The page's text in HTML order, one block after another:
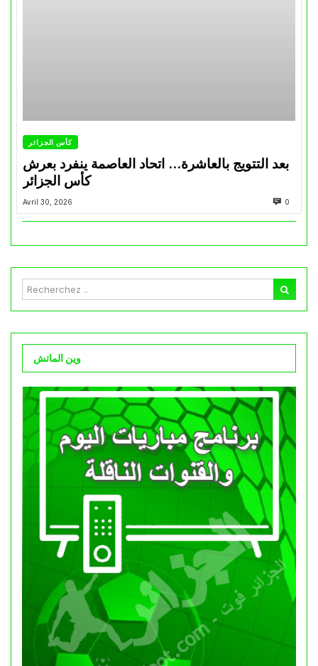
كأس الجزائر
بعد التتويج بالعاشرة… اتحاد العاصمة ينفرد بعرش
كأس الجزائر
Avril 30, 2026 0
وين الماتش